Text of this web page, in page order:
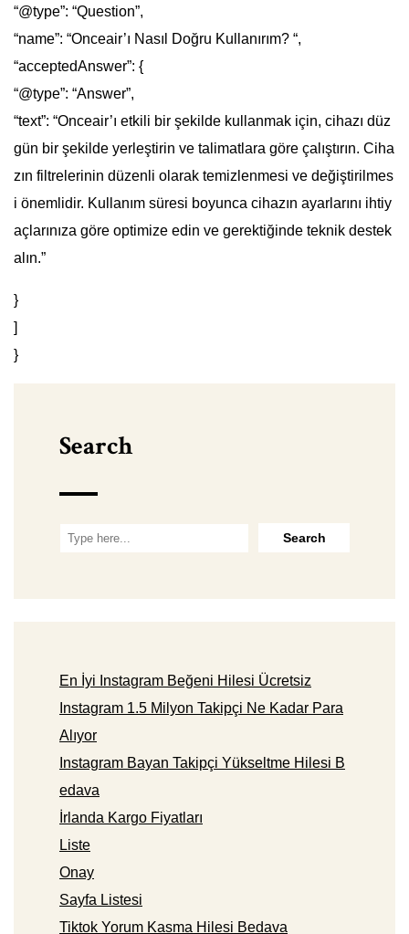
“@type”: “Question”,
“name”: “Onceair’ı Nasıl Doğru Kullanırım? “,
“acceptedAnswer”: {
“@type”: “Answer”,
“text”: “Onceair’ı etkili bir şekilde kullanmak için, cihazı düz
gün bir şekilde yerleştirin ve talimatlara göre çalıştırın. Ciha
zın filtrelerinin düzenli olarak temizlenmesi ve değiştirilmes
i önemlidir. Kullanım süresi boyunca cihazın ayarlarını ihtiy
açlarınıza göre optimize edin ve gerektiğinde teknik destek
alın.”
}
]
}
Search
En İyi Instagram Beğeni Hilesi Ücretsiz
Instagram 1.5 Milyon Takipçi Ne Kadar Para
Alıyor
Instagram Bayan Takipçi Yükseltme Hilesi B
edava
İrlanda Kargo Fiyatları
Liste
Onay
Sayfa Listesi
Tiktok Yorum Kasma Hilesi Bedava